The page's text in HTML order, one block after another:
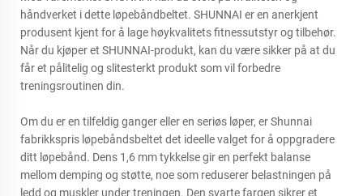
håndverket i dette løpebåndbeltet. SHUNNAI er en anerkjent
produsent kjent for å lage høykvalitets fitnessutstyr og tilbehør.
Når du kjøper et SHUNNAI-produkt, kan du være sikker på at du
får et pålitelig og slitesterkt produkt som vil forbedre
treningsroutinen din.
Om du er en tilfeldig ganger eller en seriøs løper, er Shunnai
fabrikkspris løpebåndsbeltet det ideelle valget for å oppgradere
ditt løpebånd. Dens 1,6 mm tykkelse gir en perfekt balanse
mellom demping og støtte, noe som reduserer belastningen på
ledd og muskler under treningen. Den svarte fargen sikrer et